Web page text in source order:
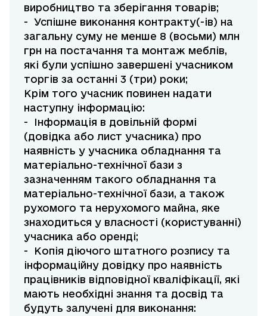
виробництво та зберігання товарів;
- Успішне виконання контракту(-ів) на
загальну суму не менше 8 (восьми) млн
грн на постачання та монтаж меблів,
які були успішно завершені учасником
торгів за останні 3 (три) роки;
Крім того учасник повинен надати
наступну інформацію:
- Інформація в довільній формі
(довідка або лист учасника) про
наявність у учасника обладнання та
матеріально-технічної бази з
зазначенням такого обладнання та
матеріально-технічної бази, а також
рухомого та нерухомого майна, яке
знаходиться у власності (користуванні)
учасника або оренді;
- Копія діючого штатного розпису та
інформаційну довідку про наявність
працівників відповідної кваліфікації, які
мають необхідні знання та досвід та
будуть залучені для виконання: